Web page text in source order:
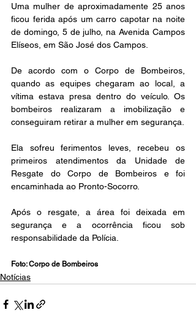
Uma mulher de aproximadamente 25 anos
ficou ferida após um carro capotar na noite
de domingo, 5 de julho, na Avenida Campos
Elíseos, em São José dos Campos.
De acordo com o Corpo de Bombeiros,
quando as equipes chegaram ao local, a
vítima estava presa dentro do veículo. Os
bombeiros realizaram a imobilização e
conseguiram retirar a mulher em segurança.
Ela sofreu ferimentos leves, recebeu os
primeiros atendimentos da Unidade de
Resgate do Corpo de Bombeiros e foi
encaminhada ao Pronto-Socorro.
Após o resgate, a área foi deixada em
segurança e a ocorrência ficou sob
responsabilidade da Polícia.
Foto: Corpo de Bombeiros
Notícias